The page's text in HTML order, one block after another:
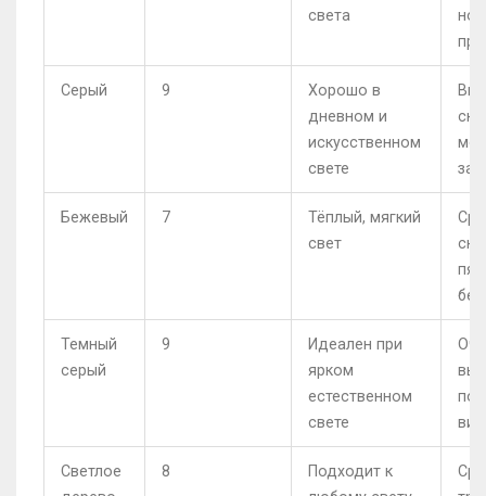
света
но
Серый 9
Хорошо в
дневном и
искусственном
свете
Бежевый 7
Тёплый, мягкий
свет
Темный
серый
9
Идеален при
ярком
естественном
свете
Светлое
8
Подходит к